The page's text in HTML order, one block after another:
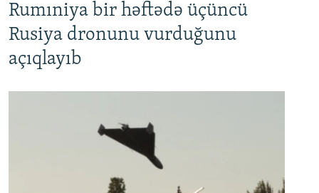
Rumıniya bir həftədə üçüncü
Rusiya dronunu vurduğunu
açıqlayıb